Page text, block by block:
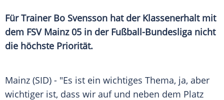
Für Trainer Bo Svensson hat der Klassenerhaltmit
dem FSV Mainz 05 in der Fußball-Bundesliga nicht
die höchste Priorität.
Mainz (SID) - "Es ist ein wichtiges Thema, ja, aber
wichtiger ist, dass wir auf und neben dem Platz